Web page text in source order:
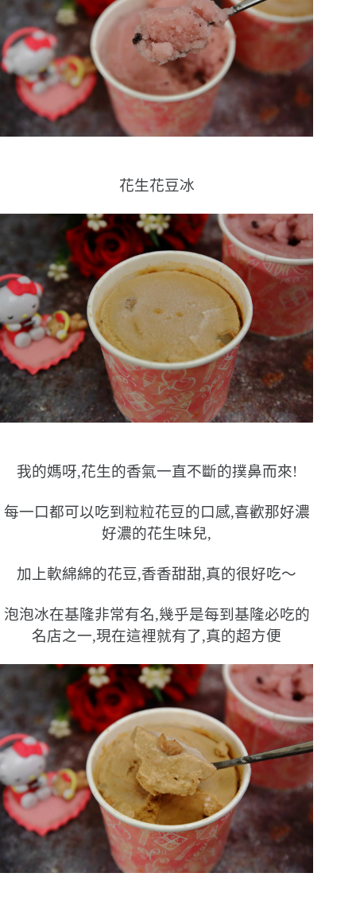
花生花豆冰
我的媽呀,花生的香氣一直不斷的撲鼻而來!
每一口都可以吃到粒粒花豆的口感,喜歡那好濃
好濃的花生味兒,
加上軟綿綿的花豆,香香甜甜,真的很好吃〜
泡泡冰在基隆非常有名,幾乎是每到基隆必吃的
名店之一,現在這裡就有了,真的超方便